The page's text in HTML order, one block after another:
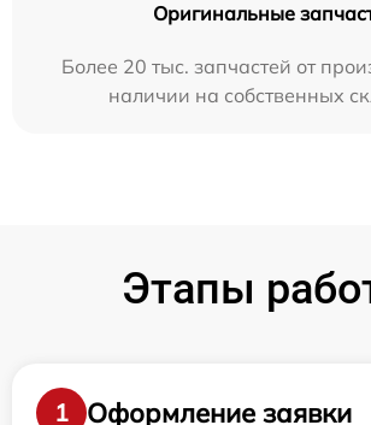
Оригинальные
Более 20 тыс. запчастей от
наличии на собственных
Этапы
1 Оформление заявки